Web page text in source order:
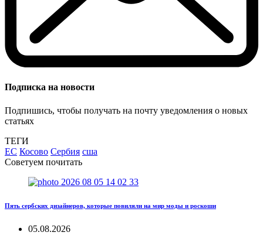
Подписка на новости
Подпишись, чтобы получать на почту уведомления о новых
статьях
ТЕГИ
ЕС Косово Сербия сша
Советуем почитать
Пять сербских дизайнеров, которые повиляли на мир моды и роскоши
05.08.2026